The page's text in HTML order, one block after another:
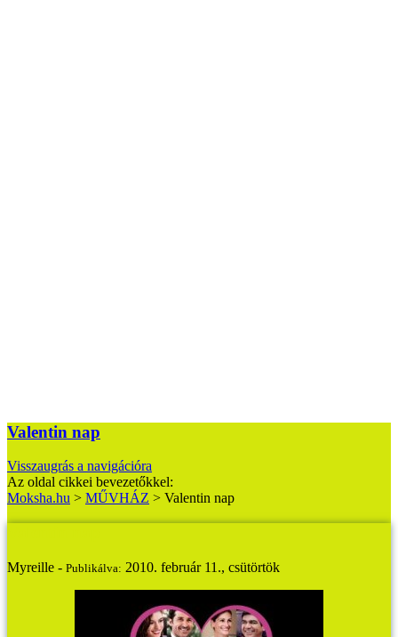
Valentin nap
Visszaugrás a navigációra
Az oldal cikkei bevezetőkkel:
Moksha.hu > MŰVHÁZ > Valentin nap
Myreille - Publikálva: 2010. február 11., csütörtök